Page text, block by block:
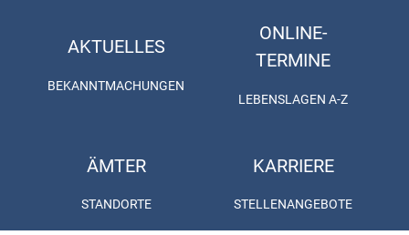
AKTUELLES
BEKANNTMACHUNGEN
ONLINE-
TERMINE
LEBENSLAGEN A-Z
ÄMTER
STANDORTE
KARRIERE
STELLENANGEBOTE